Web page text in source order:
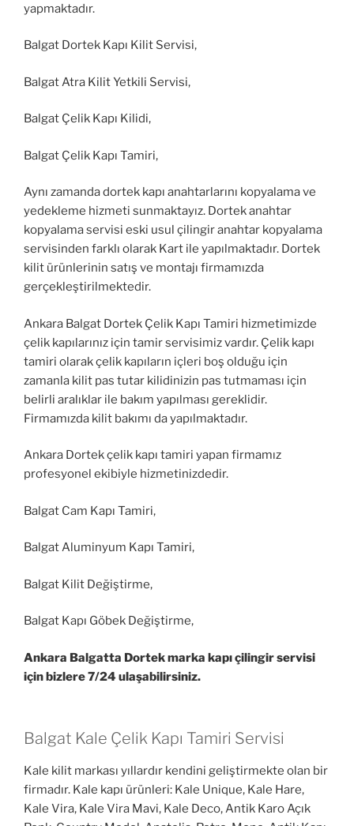
yapmaktadır.
Balgat Dortek Kapı Kilit Servisi,
Balgat Atra Kilit Yetkili Servisi,
Balgat Çelik Kapı Kilidi,
Balgat Çelik Kapı Tamiri,
Aynı zamanda dortek kapı anahtarlarını kopyalama ve
yedekleme hizmeti sunmaktayız. Dortek anahtar
kopyalama servisi eski usul çilingir anahtar kopyalama
servisinden farklı olarak Kart ile yapılmaktadır. Dortek
kilit ürünlerinin satış ve montajı firmamızda
gerçekleştirilmektedir.
Ankara Balgat Dortek Çelik Kapı Tamiri hizmetimizde
çelik kapılarınız için tamir servisimiz vardır. Çelik kapı
tamiri olarak çelik kapıların içleri boş olduğu için
zamanla kilit pas tutar kilidinizin pas tutmaması için
belirli aralıklar ile bakım yapılması gereklidir.
Firmamızda kilit bakımı da yapılmaktadır.
Ankara Dortek çelik kapı tamiri yapan firmamız
profesyonel ekibiyle hizmetinizdedir.
Balgat Cam Kapı Tamiri,
Balgat Aluminyum Kapı Tamiri,
Balgat Kilit Değiştirme,
Balgat Kapı Göbek Değiştirme,
Ankara Balgatta Dortek marka kapı çilingir servisi
için bizlere 7/24 ulaşabilirsiniz.
Balgat Kale Çelik Kapı Tamiri Servisi
Kale kilit markası yıllardır kendini geliştirmekte olan bir
firmadır. Kale kapı ürünleri: Kale Unique, Kale Hare,
Kale Vira, Kale Vira Mavi, Kale Deco, Antik Karo Açık